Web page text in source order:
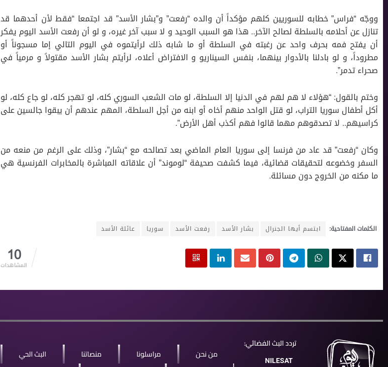
ووجّه “فراس” خطابه للسوريين كلهم مؤكداً أن والده “رفعت” و”بشار الأسد” قد اجتمعا “فقط لأن أحدهما قد
تنازل عن أحلامه بالسلطة لصالح الآخر.. هذا هو السبب الوحيد و لا سبب آخر غيره، و لو أن رفعت الأسد اليوم يفكر
أن يفتح فمه بحرف واحد عن رغبته في السلطة أو ما شابه ذلك لرأيتموه في اليوم التالي إما مسجوناً أو
مطروداً، و لو بادلنا بالأدوار بينهما، بنفس السيناريو و الافتراض أعلاه، لرأيتم بشار الأسد مقتولاً و مرمياً في
صحراء تدمر”.
وختم بالقول: “هؤلاء لا هم لهم في الدنيا إلا السلطة، لو مات الشعب السوري كله، لو تهجر كله، لو جاع كله، لو
أكل أطفال سوريا التراب، لو قتل الواحد منهم أخاه أو ابنه من أجل السلطة، المهم عندهم أن يبقوا جالسين على
كراسيهم.. لا تصدقوهم مهما قالوا فهم أكذب أهل الأرض”.
وكان “رفعت” قد عاد من فرنسا إلى سوريا العام الماضي بعد تصالحه مع “بشار”، وذلك على الرغم من منعه من
السفر وخضوعه لتحقيقات قضائية، فيما كشفت صحيفة “لوموند” أن علاقاته المباشرة بالمخابرات الفرنسية هي
ما مكنه من الخروج دون مسائلة.
الكلمات المفتاحية: ابتسم أيها الجنرال بشار اﻷسد رفعت اﻷسد سوريا عائلة اﻷسد
10
المشاهدات
تردد البث الفضائي:
NILESAT من نحن مراسلونا منصاتنا البث الحي